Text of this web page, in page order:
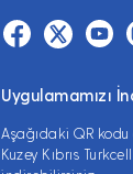
Uygulamamızı
Aşağıdaki QR kodu
Kuzey Kıbrıs